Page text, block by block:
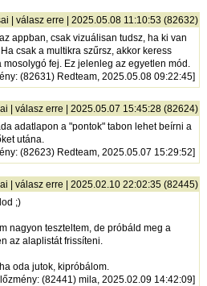
|válasz erre | 2025.05.08 11:10:53 (82632)
appban, csak vizuálisan tudsz, ha ki van
csak a multikra szűrsz, akkor keress
fej. Ez jelenleg az egyetlen mód.
: (82631) Redteam, 2025.05.08 09:22:45]
|válasz erre | 2025.05.07 15:45:28 (82624)
adatlapon a "pontok" tabon lehet beírni a
utána.
: (82623) Redteam, 2025.05.07 15:29:52]
|válasz erre | 2025.02.10 22:02:35 (82445)
;)
nagyon teszteltem, de próbáld meg a
az alaplistát frissíteni.
oda jutok, kipróbálom.
: (82441) mila, 2025.02.09 14:42:09]